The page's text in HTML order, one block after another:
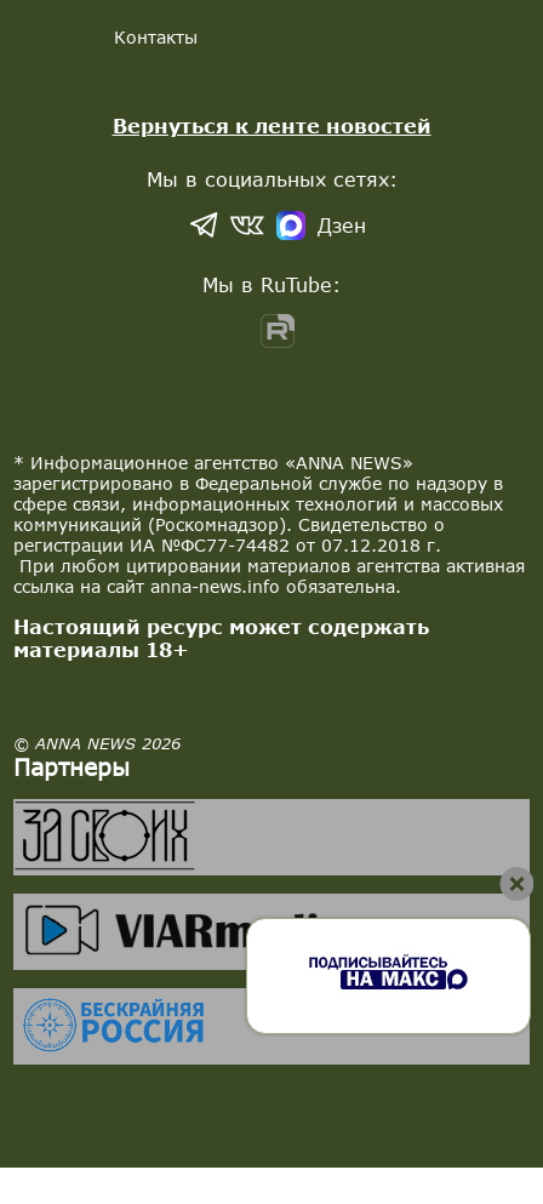
* Информационное агентство «ANNA NEWS»
зарегистрировано в Федеральной службе по надзору в
сфере связи, информационных технологий и массовых
коммуникаций (Роскомнадзор). Свидетельство о
регистрации ИА №ФС77-74482 от 07.12.2018 г.
При любом цитировании материалов агентства активная
ссылка на сайт anna-news.info обязательна.
Настоящий ресурс может содержать
материалы 18+
© ANNA NEWS 2026
Партнеры
Контакты
Вернуться к ленте новостей
Мы в социальных сетях:
Дзен
Мы в RuTube: